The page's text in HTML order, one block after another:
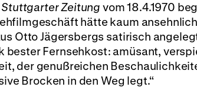
Stuttgarter Zeitung vom 18.4.1970
hätte kaum
Otto Jägersbergs satirisch
bester Fernsehkost: amüsant,
der genußreichen
Brocken in den Weg legt.“